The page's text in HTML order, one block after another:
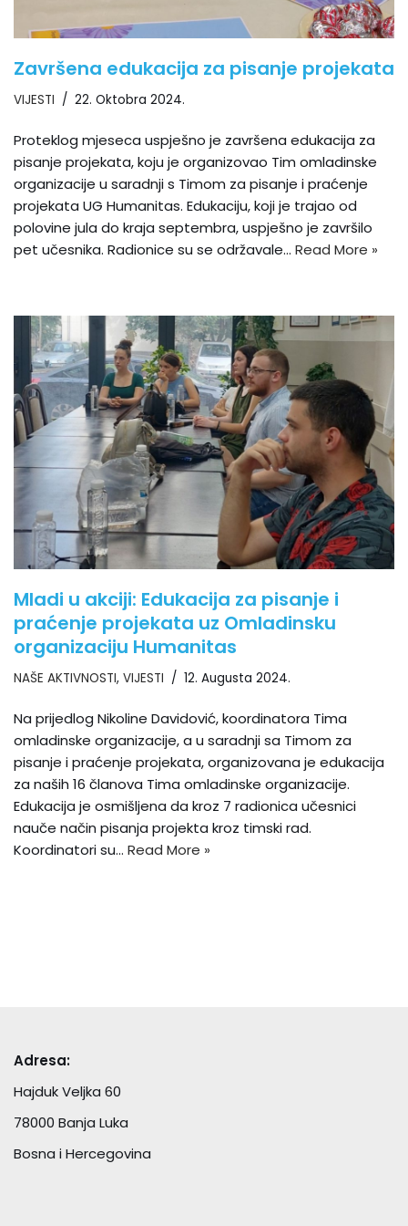
Završena edukacija za pisanje projekata
VIJESTI 22. Oktobra 2024.
Proteklog mjeseca uspješno je završena edukacija za
pisanje projekata, koju je organizovao Tim omladinske
organizacije u saradnji s Timom za pisanje i praćenje
projekata UG Humanitas. Edukaciju, koji je trajao od
polovine jula do kraja septembra, uspješno je završilo
pet učesnika. Radionice su se održavale… Read More »
Mladi u akciji: Edukacija za pisanje i
praćenje projekata uz Omladinsku
organizaciju Humanitas
NAŠE AKTIVNOSTI, VIJESTI 12. Augusta 2024.
Na prijedlog Nikoline Davidović, koordinatora Tima
omladinske organizacije, a u saradnji sa Timom za
pisanje i praćenje projekata, organizovana je edukacija
za naših 16 članova Tima omladinske organizacije.
Edukacija je osmišljena da kroz 7 radionica učesnici
nauče način pisanja projekta kroz timski rad.
Koordinatori su… Read More »
Adresa:
Hajduk Veljka 60
78000 Banja Luka
Bosna i Hercegovina